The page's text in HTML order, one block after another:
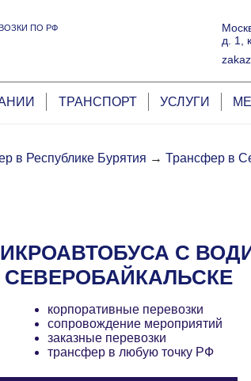
ПО РФ
д. 1,
ТРАНСПОРТ УСЛУГИ
в Республике Бурятия → Трансфер в
С
СЕВЕРОБАЙКАЛЬСКЕ
корпоративные перевозки
сопровождение мероприятий
заказные перевозки
трансфер в любую точку РФ